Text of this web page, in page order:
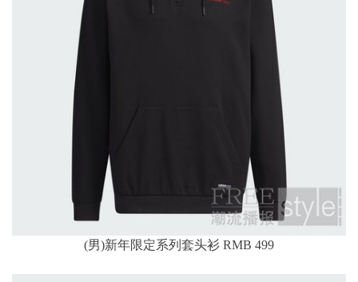
(男)新年限定系列套头衫 RMB 499